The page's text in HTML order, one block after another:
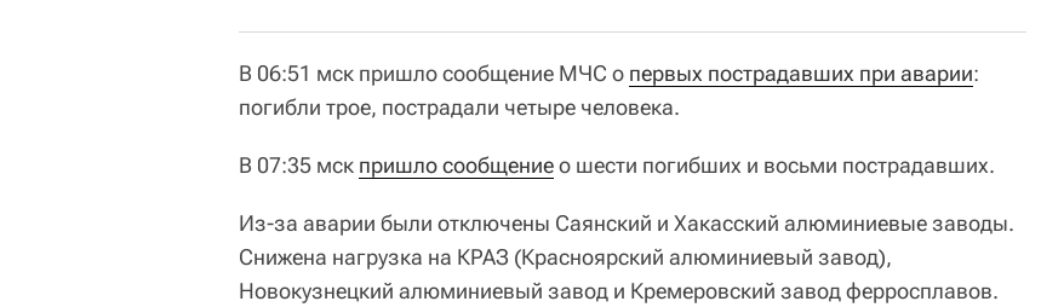
В 06:51 мск пришло сообщение МЧС о первых пострадавших при аварии:
погибли трое, пострадали четыре человека.
В 07:35 мск пришло сообщениео шести погибших и восьми пострадавших.
Из-за аварии были отключены Саянский и Хакасский алюминиевые заводы.
Снижена нагрузка на КРАЗ (Красноярский алюминиевый завод),
Новокузнецкий алюминиевый завод и Кремеровский завод ферросплавов.